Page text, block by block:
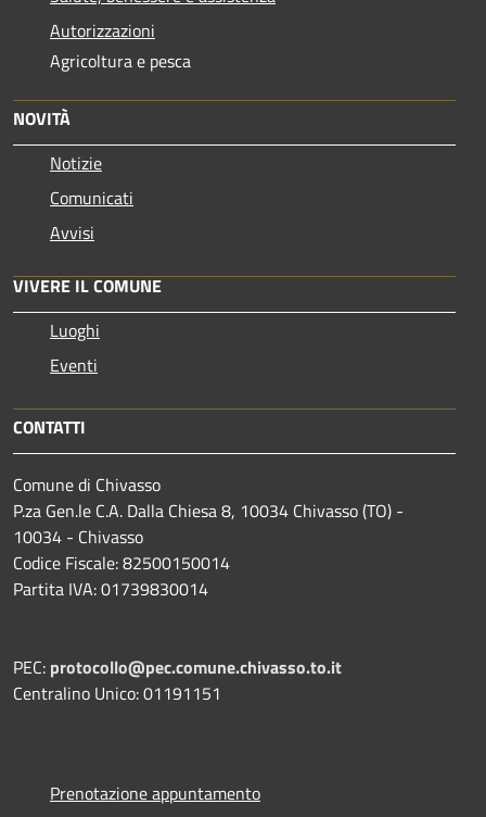
Autorizzazioni
Agricoltura e pesca
NOVITÀ
Notizie
Comunicati
Avvisi
VIVERE IL COMUNE
Luoghi
Eventi
CONTATTI
Comune di Chivasso
P.za Gen.le C.A. Dalla Chiesa 8, 10034 Chivasso (TO) -
10034 - Chivasso
Codice Fiscale: 82500150014
Partita IVA: 01739830014
PEC: protocollo@pec.comune.chivasso.to.it
Centralino Unico: 01191151
Prenotazione appuntamento